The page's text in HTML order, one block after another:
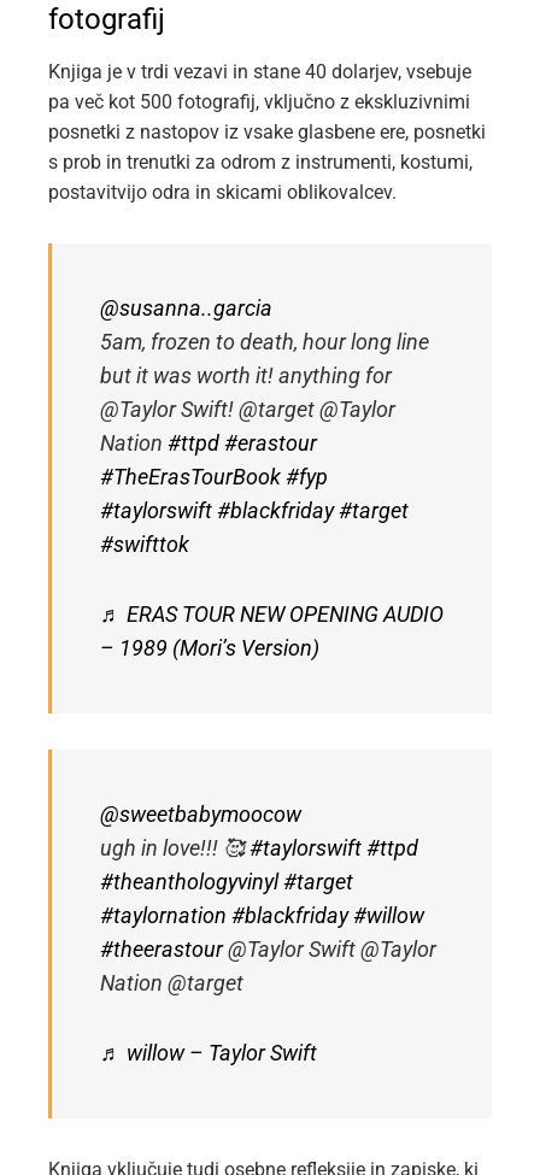
fotografij
Knjiga je v trdi vezavi in stane 40 dolarjev, vsebuje
pa več kot 500 fotografij, vključno z ekskluzivnimi
posnetki z nastopov iz vsake glasbene ere, posnetki
s prob in trenutki za odrom z instrumenti, kostumi,
postavitvijo odra in skicami oblikovalcev.
@susanna..garcia
5am, frozen to death, hour long line
but it was worth it! anything for
@Taylor Swift! @target @Taylor
Nation #ttpd #erastour
#TheErasTourBook #fyp
#taylorswift #blackfriday #target
#swifttok
♬ ERAS TOUR NEW OPENING AUDIO
– 1989 (Mori’s Version)
@sweetbabymoocow
ugh in love!!! 🥰#taylorswift #ttpd
#theanthologyvinyl #target
#taylornation #blackfriday #willow
#theerastour@Taylor Swift @Taylor
Nation @target
♬ willow – Taylor Swift
Knjiga vključuje tudi osebne refleksije in zapiske, ki